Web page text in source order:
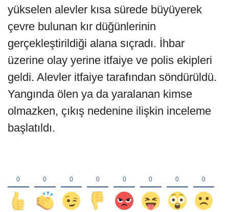
yükselen alevler kısa sürede büyüyerek
çevre bulunan kır düğünlerinin
gerçekleştirildiği alana sıçradı. İhbar
üzerine olay yerine itfaiye ve polis ekipleri
geldi. Alevler itfaiye tarafından söndürüldü.
Yangında ölen ya da yaralanan kimse
olmazken, çıkış nedenine ilişkin inceleme
başlatıldı.